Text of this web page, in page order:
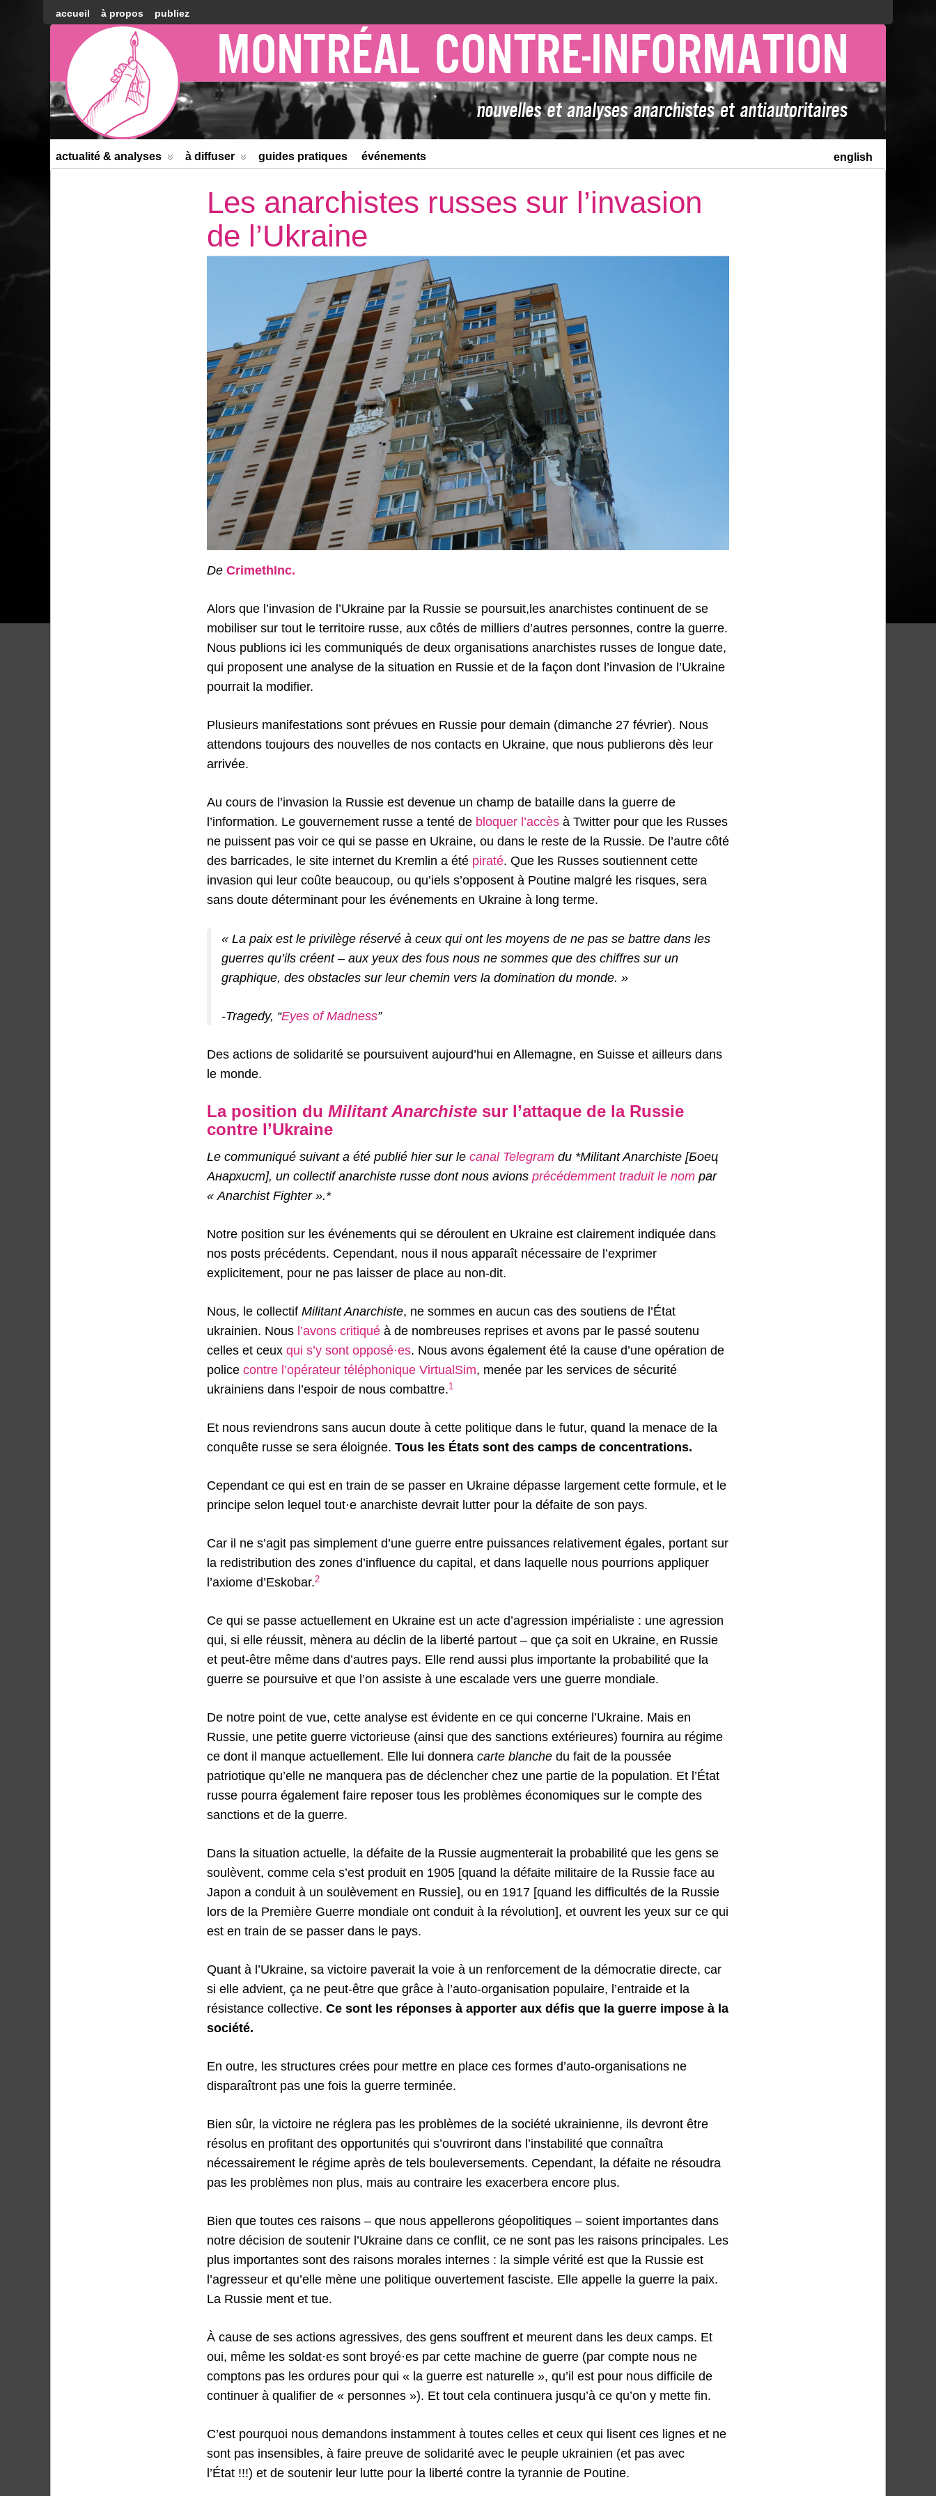
accueil à propos publiez
Montréal
Counter-
information
english
actualité & analyses à diffuser guides pratiques événements
Les anarchistes russes sur l’invasion
de l’Ukraine
De CrimethInc.
Alors que l’invasion de l’Ukraine par la Russie se poursuit,les anarchistes continuent de se
mobiliser sur tout le territoire russe, aux côtés de milliers d’autres personnes, contre la guerre.
Nous publions ici les communiqués de deux organisations anarchistes russes de longue date,
qui proposent une analyse de la situation en Russie et de la façon dont l’invasion de l’Ukraine
pourrait la modifier.
Plusieurs manifestations sont prévues en Russie pour demain (dimanche 27 février). Nous
attendons toujours des nouvelles de nos contacts en Ukraine, que nous publierons dès leur
arrivée.
Au cours de l’invasion la Russie est devenue un champ de bataille dans la guerre de
l’information. Le gouvernement russe a tenté de bloquer l’accès à Twitter pour que les Russes
ne puissent pas voir ce qui se passe en Ukraine, ou dans le reste de la Russie. De l’autre côté
des barricades, le site internet du Kremlin a été piraté. Que les Russes soutiennent cette
invasion qui leur coûte beaucoup, ou qu’iels s’opposent à Poutine malgré les risques, sera
sans doute déterminant pour les événements en Ukraine à long terme.
« La paix est le privilège réservé à ceux qui ont les moyens de ne pas se battre dans les
guerres qu’ils créent – aux yeux des fous nous ne sommes que des chiffres sur un
graphique, des obstacles sur leur chemin vers la domination du monde. »
-Tragedy, “Eyes of Madness”
Des actions de solidarité se poursuivent aujourd’hui en Allemagne, en Suisse et ailleurs dans
le monde.
La position du Militant Anarchiste sur l’attaque de la Russie
contre l’Ukraine
Le communiqué suivant a été publié hier sur le canal Telegram du *Militant Anarchiste [Боец
Анархист], un collectif anarchiste russe dont nous avions précédemment traduit le nom par
« Anarchist Fighter ».*
Notre position sur les événements qui se déroulent en Ukraine est clairement indiquée dans
nos posts précédents. Cependant, nous il nous apparaît nécessaire de l’exprimer
explicitement, pour ne pas laisser de place au non-dit.
Nous, le collectif Militant Anarchiste, ne sommes en aucun cas des soutiens de l’État
ukrainien. Nous l’avons critiqué à de nombreuses reprises et avons par le passé soutenu
celles et ceux qui s’y sont opposé·es. Nous avons également été la cause d’une opération de
police contre l’opérateur téléphonique VirtualSim, menée par les services de sécurité
ukrainiens dans l’espoir de nous combattre.1
Et nous reviendrons sans aucun doute à cette politique dans le futur, quand la menace de la
conquête russe se sera éloignée. Tous les États sont des camps de concentrations.
Cependant ce qui est en train de se passer en Ukraine dépasse largement cette formule, et le
principe selon lequel tout·e anarchiste devrait lutter pour la défaite de son pays.
Car il ne s’agit pas simplement d’une guerre entre puissances relativement égales, portant sur
la redistribution des zones d’influence du capital, et dans laquelle nous pourrions appliquer
l’axiome d’Eskobar.2
Ce qui se passe actuellement en Ukraine est un acte d’agression impérialiste : une agression
qui, si elle réussit, mènera au déclin de la liberté partout – que ça soit en Ukraine, en Russie
et peut-être même dans d’autres pays. Elle rend aussi plus importante la probabilité que la
guerre se poursuive et que l’on assiste à une escalade vers une guerre mondiale.
De notre point de vue, cette analyse est évidente en ce qui concerne l’Ukraine. Mais en
Russie, une petite guerre victorieuse (ainsi que des sanctions extérieures) fournira au régime
ce dont il manque actuellement. Elle lui donnera carte blanche du fait de la poussée
patriotique qu’elle ne manquera pas de déclencher chez une partie de la population. Et l’État
russe pourra également faire reposer tous les problèmes économiques sur le compte des
sanctions et de la guerre.
Dans la situation actuelle, la défaite de la Russie augmenterait la probabilité que les gens se
soulèvent, comme cela s’est produit en 1905 [quand la défaite militaire de la Russie face au
Japon a conduit à un soulèvement en Russie], ou en 1917 [quand les difficultés de la Russie
lors de la Première Guerre mondiale ont conduit à la révolution], et ouvrent les yeux sur ce qui
est en train de se passer dans le pays.
Quant à l’Ukraine, sa victoire paverait la voie à un renforcement de la démocratie directe, car
si elle advient, ça ne peut-être que grâce à l’auto-organisation populaire, l’entraide et la
résistance collective. Ce sont les réponses à apporter aux défis que la guerre impose à la
société.
En outre, les structures crées pour mettre en place ces formes d’auto-organisations ne
disparaîtront pas une fois la guerre terminée.
Bien sûr, la victoire ne réglera pas les problèmes de la société ukrainienne, ils devront être
résolus en profitant des opportunités qui s’ouvriront dans l’instabilité que connaîtra
nécessairement le régime après de tels bouleversements. Cependant, la défaite ne résoudra
pas les problèmes non plus, mais au contraire les exacerbera encore plus.
Bien que toutes ces raisons – que nous appellerons géopolitiques – soient importantes dans
notre décision de soutenir l’Ukraine dans ce conflit, ce ne sont pas les raisons principales. Les
plus importantes sont des raisons morales internes : la simple vérité est que la Russie est
l’agresseur et qu’elle mène une politique ouvertement fasciste. Elle appelle la guerre la paix.
La Russie ment et tue.
À cause de ses actions agressives, des gens souffrent et meurent dans les deux camps. Et
oui, même les soldat·es sont broyé·es par cette machine de guerre (par compte nous ne
comptons pas les ordures pour qui « la guerre est naturelle », qu’il est pour nous difficile de
continuer à qualifier de « personnes »). Et tout cela continuera jusqu’à ce qu’on y mette fin.
C’est pourquoi nous demandons instamment à toutes celles et ceux qui lisent ces lignes et ne
sont pas insensibles, à faire preuve de solidarité avec le peuple ukrainien (et pas avec
l’État !!!) et de soutenir leur lutte pour la liberté contre la tyrannie de Poutine.